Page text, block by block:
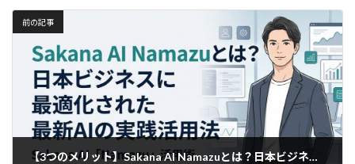
前の記事
【3つのメリット】Sakana AI Namazuとは？日本ビジネスに最適化された最新AIの実践活用法